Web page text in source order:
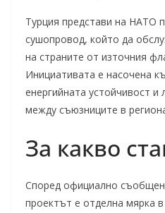
Турция представи на НАТО
сушопровод, който да
на страните от източния
Инициативата е насочена
енергийната устойчивост и
между съюзниците в
За какво
Според официално
проектът е отделна мярка